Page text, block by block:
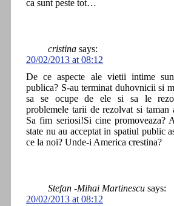
ca sunt peste tot…
cristina says:
20/02/2013 at 08:12
De ce aspecte ale vietii intime
publica? S-au terminat duhovnicii si
sa se ocupe de ele si sa le
problemele tarii de rezolvat si taman
Sa fim seriosi!Si cine promoveaza?
state nu au acceptat in spatiul public
ce la noi? Unde-i America crestina?
Stefan -Mihai Martinescu says:
20/02/2013 at 08:12